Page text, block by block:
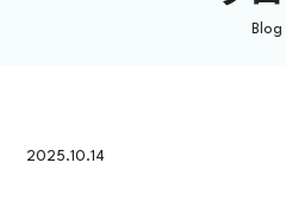
Blog
2025.10.14